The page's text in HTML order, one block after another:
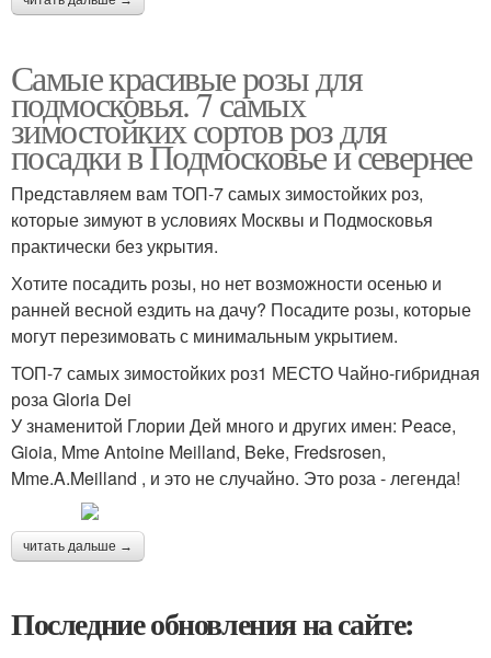
Самые красивые розы для
подмосковья. 7 самых
зимостойких сортов роз для
посадки в Подмосковье и севернее
Представляем вам ТОП-7 самых зимостойких роз,
которые зимуют в условиях Москвы и Подмосковья
практически без укрытия.
Хотите посадить розы, но нет возможности осенью и
ранней весной ездить на дачу? Посадите розы, которые
могут перезимовать с минимальным укрытием.
ТОП-7 самых зимостойких роз1 МЕСТО Чайно-гибридная
роза Gloria Dei
У знаменитой Глории Дей много и других имен: Peace,
Gioia, Mme Antoine Meilland, Beke, Fredsrosen,
Mme.A.Meilland , и это не случайно. Это роза - легенда!
читать дальше →
Последние обновления на сайте: